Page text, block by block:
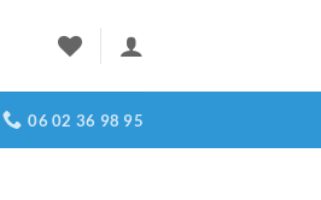
06 02 36 98 95